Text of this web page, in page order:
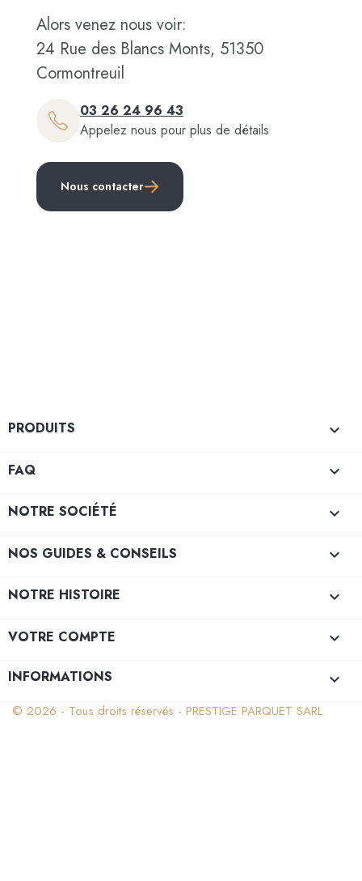
Alors venez nous voir:
24 Rue des Blancs Monts, 51350
Cormontreuil
03 26 24 96 43
Appelez nous pour plus de détails
Nous contacter
PRODUITS 
FAQ 
NOTRE SOCIÉTÉ 
NOS GUIDES & CONSEILS 
NOTRE HISTOIRE 
VOTRE COMPTE 
INFORMATIONS keyboard_arrow_down
© 2026 - Tous droits réservés - PRESTIGE PARQUET SARL